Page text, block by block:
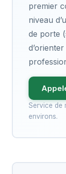
premier
niveau
de porte
Service de
environs.